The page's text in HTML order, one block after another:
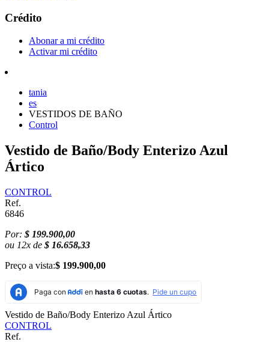
Crédito
Abonar a mi crédito
Activar mi crédito
tania
es
VESTIDOS DE BAÑO
Control
Vestido de Baño/Body Enterizo Azul
Ártico
CONTROL
Ref.
6846
Por: $ 199.900,00
ou 12x de $ 16.658,33
Preço a vista:$ 199.900,00
Vestido de Baño/Body Enterizo Azul Ártico
CONTROL
Ref.